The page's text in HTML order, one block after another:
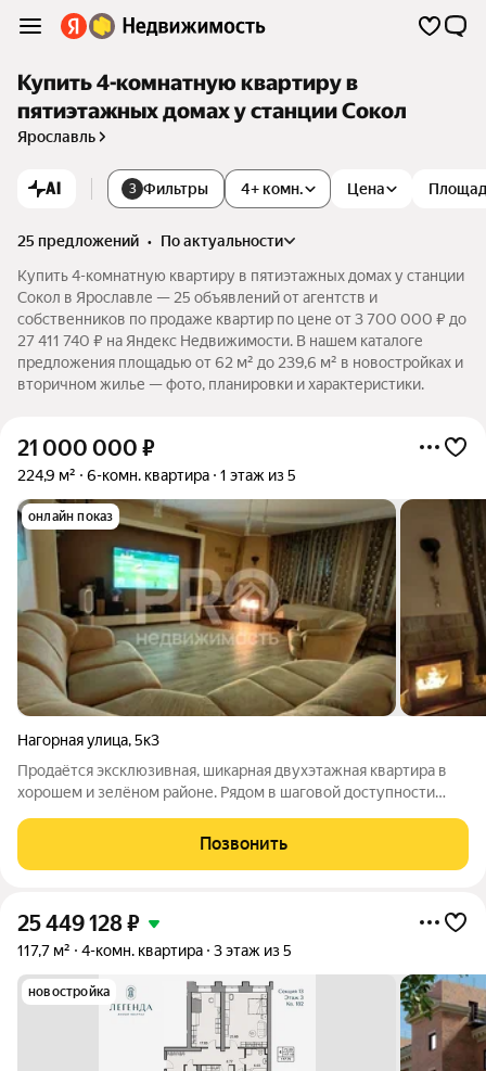
Купить 4-комнатную квартиру в
пятиэтажных домах у станции Сокол
Ярославль
AI 3 Фильтры 4+ комн. Цена
25 предложений •
по актуальности
Купить 4-комнатную квартиру в пятиэтажных домах у станции
Сокол в Ярославле — 25 объявлений от агентств и
собственников по продаже квартир по цене от 3 700 000 ₽ до
27 411 740 ₽ на Яндекс Недвижимости. В нашем каталоге
предложения площадью от 62 м² до 239,6 м² в новостройках и
вторичном жилье — фото, планировки и характеристики.
21 000 000 ₽
224,9 м² 6-комн. квартира 1 этаж из 5
онлайн показ
Нагорная улица,5к3
Продаётся эксклюзивная, шикарная двухэтажная квартира в
хорошем и зелёном районе. Рядом в шаговой доступности
исторического центра Ярославля можно доехать за 5 минут.
Вблизи расположены парки и
Позвонить
25 449 128₽
117,7 м² 4-комн. квартира 3 этаж из 5
новостройка